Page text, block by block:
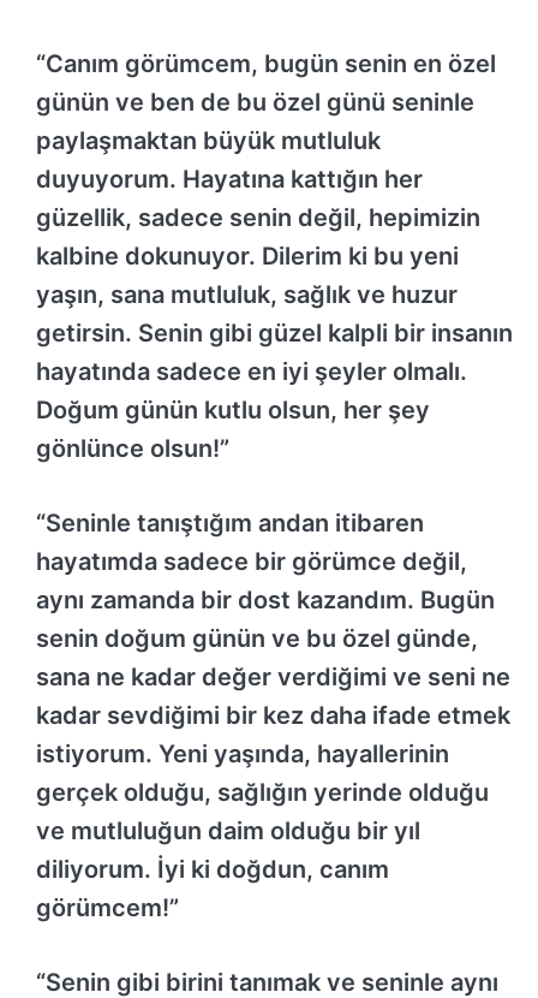
“Canım görümcem, bugün senin en özel
günün ve ben de bu özel günü seninle
paylaşmaktan büyük mutluluk
duyuyorum. Hayatına kattığın her
güzellik, sadece senin değil, hepimizin
kalbine dokunuyor. Dilerim ki bu yeni
yaşın, sana mutluluk, sağlık ve huzur
getirsin. Senin gibi güzel kalpli bir insanın
hayatında sadece en iyi şeyler olmalı.
Doğum günün kutlu olsun, her şey
gönlünce olsun!”
“Seninle tanıştığım andan itibaren
hayatımda sadece bir görümce değil,
aynı zamanda bir dost kazandım. Bugün
senin doğum günün ve bu özel günde,
sana ne kadar değer verdiğimi ve seni ne
kadar sevdiğimi bir kez daha ifade etmek
istiyorum. Yeni yaşında, hayallerinin
gerçek olduğu, sağlığın yerinde olduğu
ve mutluluğun daim olduğu bir yıl
diliyorum. İyi ki doğdun, canım
görümcem!”
“Senin gibi birini tanımak ve seninle aynı